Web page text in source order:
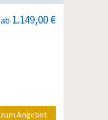
ab 1.149,00 €
zum Angebot